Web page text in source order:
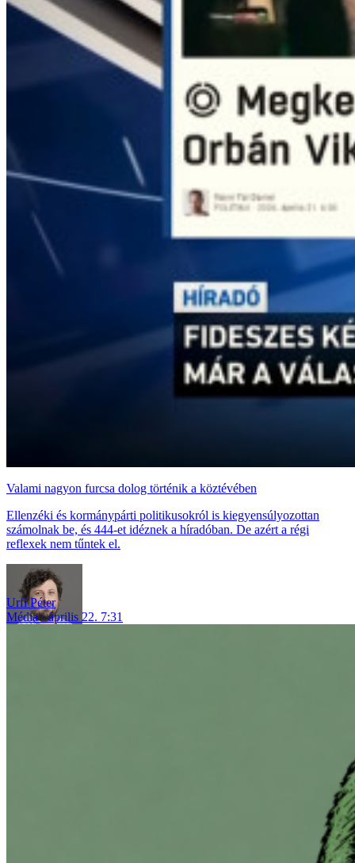
Valami nagyon furcsa dolog történik a köztévében
Ellenzéki és kormánypárti politikusokról is kiegyensúlyozottan
számolnak be, és 444-et idéznek a híradóban. De azért a régi
reflexek nem tűntek el.
Urfi Péter
Média
április 22. 7:31